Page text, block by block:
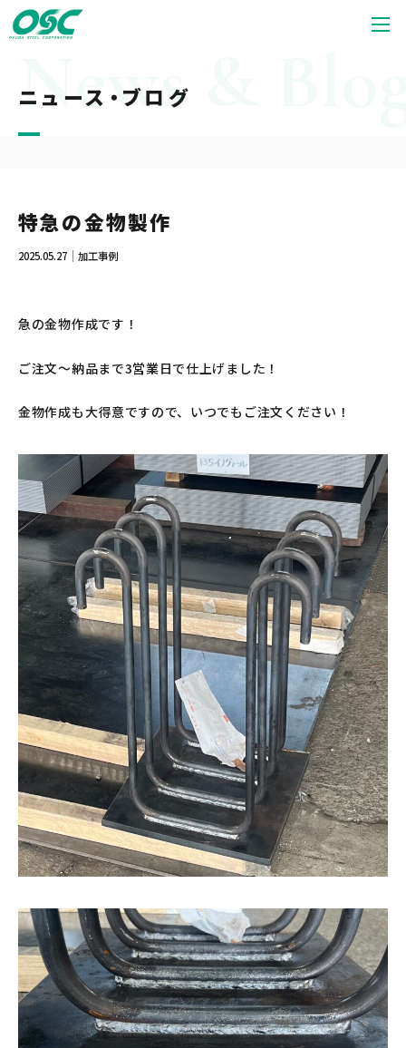
ニュース・ブログ
特急の金物製作
2025.05.27 加工事例
急の金物作成です！
ご注文～納品まで3営業日で仕上げました！
金物作成も大得意ですので、いつでもご注文ください！